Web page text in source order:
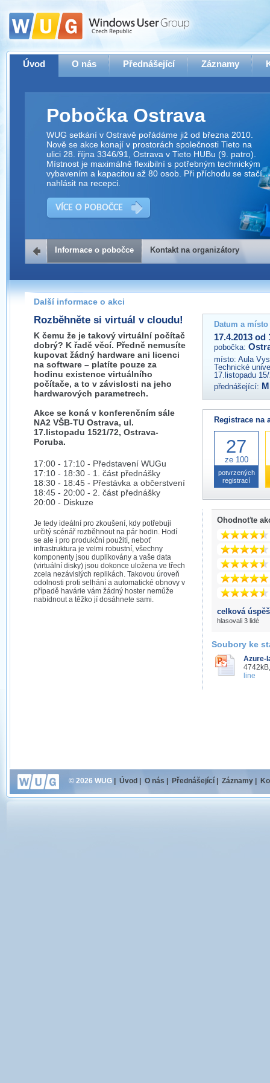
Úvod O nás Přednášející Záznamy
Pobočka Ostrava
WUG setkání v Ostravě pořádáme již od března 2010.
Nově se akce konají v prostorách společnosti Tieto na
ulici 28. října 3346/91, Ostrava v Tieto HUBu (9. patro).
Místnost je maximálně flexibilní s potřebným technickým
vybavením a kapacitou až 80 osob. Při příchodu se stačí
nahlásit na recepci.
VÍCE O POBOČCE
Kontakt na organizátory
Pokud máte jakýkoliv dotaz na organizátory této akce,
prosím neváhejte nás kontaktovat na e-mailu:
ostrava@wug.cz
Informace o pobočce Kontakt na organizátory
Další informace o akci
Rozběhněte si virtuál v cloudu!
K čemu že je takový virtuální počítač
dobrý? K řadě věcí. Předně nemusíte
kupovat žádný hardware ani licenci
na software – platíte pouze za
hodinu existence virtuálního
počítače, a to v závislosti na jeho
hardwarových parametrech.
Akce se koná v konferenčním sále
NA2 VŠB-TU Ostrava, ul.
17.listopadu 1521/72, Ostrava-
Poruba.
17:00 - 17:10 - Představení WUGu
17:10 - 18:30 - 1. část přednášky
18:30 - 18:45 - Přestávka a občerstvení
18:45 - 20:00 - 2. část přednášky
20:00 - Diskuze
Je tedy ideální pro zkoušení, kdy potřebuji
určitý scénář rozběhnout na pár hodin. Hodí
se ale i pro produkční použití, neboť
infrastruktura je velmi robustní, všechny
komponenty jsou duplikovány a vaše data
(virtuální disky) jsou dokonce uložena ve třech
zcela nezávislých replikách. Takovou úroveň
odolnosti proti selhání a automatické obnovy v
případě havárie vám žádný hoster nemůže
nabídnout a těžko jí dosáhnete sami.
Datum a
17.4.2013 od
pobočka:
místo: Aula
Technické
17.listopadu
přednášející:
Registrace na
27
ze 100
potvrzených
registrací
Ohodnoťte
celková
hlasovali 3 lidé
Soubory ke
Azure-
line
© 2026 WUG Úvod O nás Přednášející Záznamy